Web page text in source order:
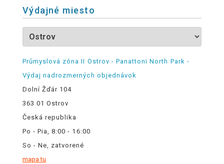
Výdajné miesto
Průmyslová zóna II Ostrov - Panattoni North Park -
Výdaj nadrozmerných objednávok
Dolní Žďár 104
363 01 Ostrov
Česká republika
Po - Pia, 8:00 - 16:00
So - Ne, zatvorené
mapa tu